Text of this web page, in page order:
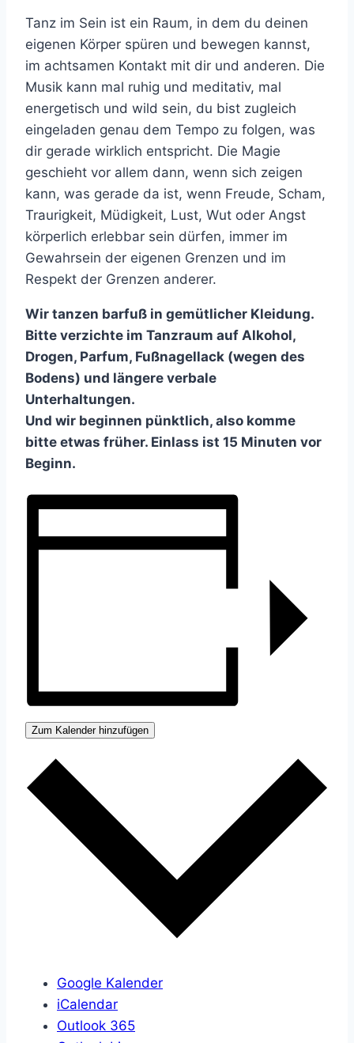
Tanz im Sein ist ein Raum, in dem du deinen
eigenen Körper spüren und bewegen kannst,
im achtsamen Kontakt mit dir und anderen. Die
Musik kann mal ruhig und meditativ, mal
energetisch und wild sein, du bist zugleich
eingeladen genau dem Tempo zu folgen, was
dir gerade wirklich entspricht. Die Magie
geschieht vor allem dann, wenn sich zeigen
kann, was gerade da ist, wenn Freude, Scham,
Traurigkeit, Müdigkeit, Lust, Wut oder Angst
körperlich erlebbar sein dürfen, immer im
Gewahrsein der eigenen Grenzen und im
Respekt der Grenzen anderer.
Wir tanzen barfuß in gemütlicher Kleidung.
Bitte verzichte im Tanzraum auf Alkohol,
Drogen, Parfum, Fußnagellack (wegen des
Bodens) und längere verbale
Unterhaltungen.
Und wir beginnen pünktlich, also komme
bitte etwas früher. Einlass ist 15 Minuten vor
Beginn.
Zum Kalender hinzufügen
Google Kalender
iCalendar
Outlook 365